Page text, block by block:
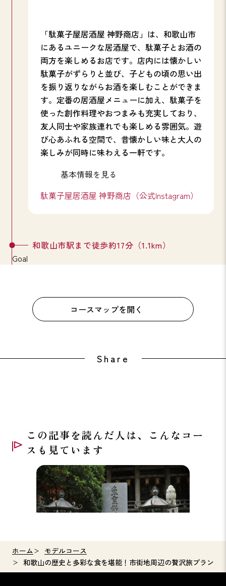
ホーム
モデルコース
和歌山の歴史と多彩な食を堪能！市街地周辺の贅沢旅プラン
「駄菓子屋居酒屋 神野商店」は、和歌山市
にあるユニークな居酒屋で、駄菓子とお酒の
両方を楽しめるお店です。店内には懐かしい
駄菓子がずらりと並び、子どもの頃の思い出
を振り返りながらお酒を楽しむことができま
す。定番の居酒屋メニューに加え、駄菓子を
使った創作料理やおつまみも充実しており、
友人同士や家族連れでも楽しめる雰囲気。遊
び心あふれる空間で、昔懐かしい味と大人の
楽しみが同時に味わえる一軒です。
基本情報を見る
駄菓子屋居酒屋 神野商店（公式Instagram）
和歌山市駅まで徒歩約17分（1.1km）
Goal
コースマップを開く
Share
この記事を読んだ人は、こんなコー
スも見ています
”海の日本遺産”と”山の世界遺産”をめぐる
熊野満喫プラン